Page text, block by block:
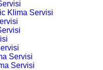
Klima Servisi
Servisi
Servisi